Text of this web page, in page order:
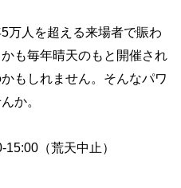
万人を超える来場者で賑わ
も毎年晴天のもと開催され
もしれません。そんなパワ
か。
（荒天中止）